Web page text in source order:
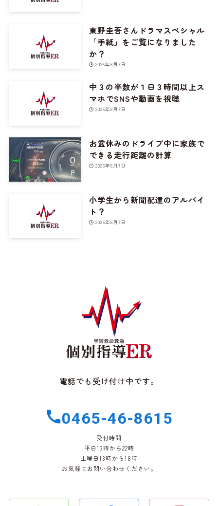
東野圭吾さんドラマスペシャル
「手紙」をご覧になりました
か？
2026年8月7日
中３の半数が１日３時間以上ス
マホでSNSや動画を視聴
2026年8月7日
お盆休みのドライブ中に家族で
できる走行距離の計算
2026年8月7日
小学生から新聞配達のアルバイ
ト？
2026年8月7日
電話でも受け付け中です。
0465-46-8615
受付時間
平日13時から22時
土曜日13時から18時
お気軽にお問い合わせください。